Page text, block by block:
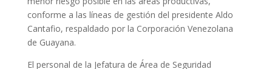
conforme a las líneas de gestión del presidente Aldo
Cantafio, respaldado por la Corporación Venezolana
de Guayana.
El personal de la Jefatura de Área de Seguridad